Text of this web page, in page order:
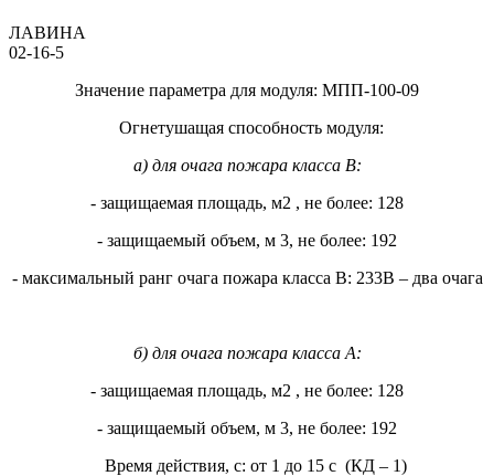
ЛАВИНА
02-16-5
Значение параметра для модуля: МПП-100-09
Огнетушащая способность модуля:
а) для очага пожара класса В:
- защищаемая площадь, м2 , не более: 128
- защищаемый объем, м 3, не более: 192
- максимальный ранг очага пожара класса В: 233В – два очага
б) для очага пожара класса А:
- защищаемая площадь, м2 , не более: 128
- защищаемый объем, м 3, не более: 192
Время действия, с: от 1 до 15 с (КД – 1)